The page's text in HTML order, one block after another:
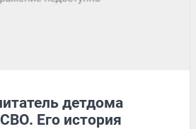
детдома
Его история